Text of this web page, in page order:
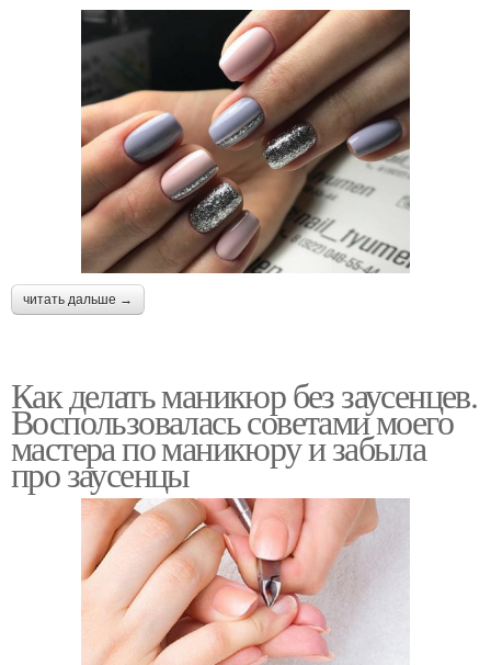
читать дальше →
Как делать маникюр без заусенцев.
Воспользовалась советами моего
мастера по маникюру и забыла
про заусенцы